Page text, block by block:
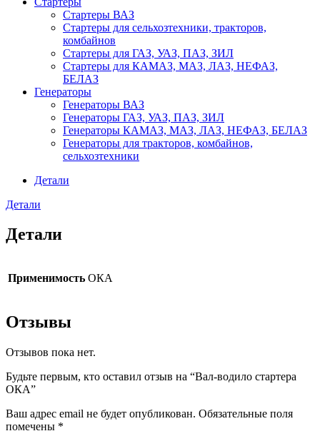
Стартеры ВАЗ
Стартеры для сельхозтехники, тракторов,
комбайнов
Стартеры для ГАЗ, УАЗ, ПАЗ, ЗИЛ
Стартеры для КАМАЗ, МАЗ, ЛАЗ, НЕФАЗ,
БЕЛАЗ
Генераторы
Генераторы ВАЗ
Генераторы ГАЗ, УАЗ, ПАЗ, ЗИЛ
Генераторы КАМАЗ, МАЗ, ЛАЗ, НЕФАЗ, БЕЛАЗ
Генераторы для тракторов, комбайнов,
сельхозтехники
Детали
Детали
Детали
Применимость ОКА
Отзывы
Отзывов пока нет.
Будьте первым, кто оставил отзыв на “Вал-водило стартера
ОКА”
Ваш адрес email не будет опубликован. Обязательные поля
помечены *